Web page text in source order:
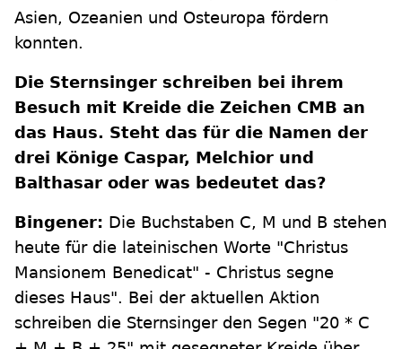
Asien, Ozeanien und Osteuropa fördern
konnten.
Die Sternsinger schreiben bei ihrem
Besuch mit Kreide die Zeichen CMB an
das Haus. Steht das für die Namen der
drei Könige Caspar, Melchior und
Balthasar oder was bedeutet das?
Bingener: Die Buchstaben C, M und B stehen
heute für die lateinischen Worte "Christus
Mansionem Benedicat" - Christus segne
dieses Haus". Bei der aktuellen Aktion
schreiben die Sternsinger den Segen "20 * C